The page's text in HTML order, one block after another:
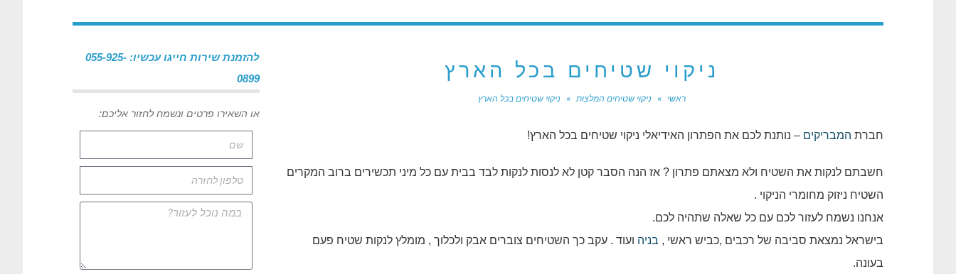
ניקוי שטיחים בכל הארץ
ראשי » ניקוי שטיחים המלצות » ניקוי שטיחים בכל הארץ
חברת המבריקים – נותנת לכם את הפתרון האידיאלי ניקוי שטיחים בכל הארץ!
חשבתם לנקות את השטיח ולא מצאתם פתרון ? אז הנה הסבר קטן לא לנסות לנקות לבד בבית עם כל מיני תכשירים ברוב המקרים
השטיח ניזוק מחומרי הניקוי .
אנחנו נשמח לעזור לכם עם כל שאלה שתהיה לכם.
בישראל נמצאת סביבה של רכבים ,כביש ראשי , בניה ועוד . עקב כך השטיחים צוברים אבק ולכלוך , מומלץ לנקות שטיח פעם
בעונה.
להזמנת שירות חייגו עכשיו: 055-925-
0899
או השאירו פרטים ונשמח לחזור אליכם: